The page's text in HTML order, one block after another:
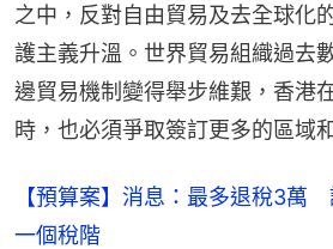
之中，反對自由貿易及去全球化
護主義升溫。世界貿易組織過去
邊貿易機制變得舉步維艱，香港
時，也必須爭取簽訂更多的區域
【預算案】消息：最多退稅3萬
一個稅階